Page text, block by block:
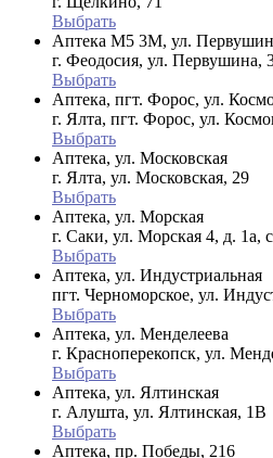
Выбрать
Аптека М5 3М, ул.
г. Феодосия, ул. Первушина,
Выбрать
Аптека, пгт. Форос, ул.
г. Ялта, пгт. Форос, ул.
Выбрать
Аптека, ул. Московская
г. Ялта, ул. Московская, 29
Выбрать
Аптека, ул. Морская
г. Саки, ул. Морская 4, д. 1а,
Выбрать
Аптека, ул. Индустриальная
пгт. Черноморское, ул.
Выбрать
Аптека, ул. Менделеева
г. Красноперекопск, ул.
Выбрать
Аптека, ул. Ялтинская
г. Алушта, ул. Ялтинская, 1В
Выбрать
Аптека, пр. Победы, 216